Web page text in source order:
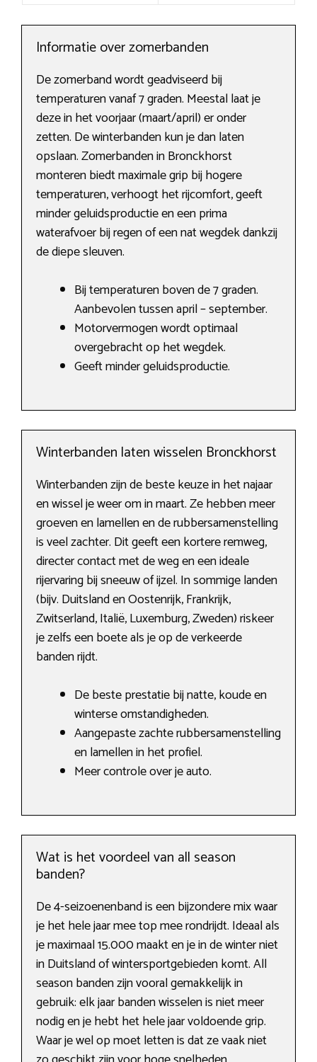
Informatie over zomerbanden
De zomerband wordt geadviseerd bij
temperaturen vanaf 7 graden. Meestal laat je
deze in het voorjaar (maart/april) er onder
zetten. De winterbanden kun je dan laten
opslaan. Zomerbanden in Bronckhorst
monteren biedt maximale grip bij hogere
temperaturen, verhoogt het rijcomfort, geeft
minder geluidsproductie en een prima
waterafvoer bij regen of een nat wegdek dankzij
de diepe sleuven.
Bij temperaturen boven de 7 graden.
Aanbevolen tussen april – september.
Motorvermogen wordt optimaal
overgebracht op het wegdek.
Geeft minder geluidsproductie.
Winterbanden laten wisselen Bronckhorst
Winterbanden zijn de beste keuze in het najaar
en wissel je weer om in maart. Ze hebben meer
groeven en lamellen en de rubbersamenstelling
is veel zachter. Dit geeft een kortere remweg,
directer contact met de weg en een ideale
rijervaring bij sneeuw of ijzel. In sommige landen
(bijv. Duitsland en Oostenrijk, Frankrijk,
Zwitserland, Italië, Luxemburg, Zweden) riskeer
je zelfs een boete als je op de verkeerde
banden rijdt.
De beste prestatie bij natte, koude en
winterse omstandigheden.
Aangepaste zachte rubbersamenstelling
en lamellen in het profiel.
Meer controle over je auto.
Wat is het voordeel van all season
banden?
De 4-seizoenenband is een bijzondere mix waar
je het hele jaar mee top mee rondrijdt. Ideaal als
je maximaal 15.000 maakt en je in de winter niet
in Duitsland of wintersportgebieden komt. All
season banden zijn vooral gemakkelijk in
gebruik: elk jaar banden wisselen is niet meer
nodig en je hebt het hele jaar voldoende grip.
Waar je wel op moet letten is dat ze vaak niet